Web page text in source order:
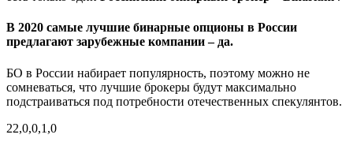
В 2020 самые лучшие бинарные опционы в России
предлагают зарубежные компании – да.
БО в России набирает популярность, поэтому можно не
сомневаться, что лучшие брокеры будут максимально
подстраиваться под потребности отечественных спекулянтов.
22,0,0,1,0